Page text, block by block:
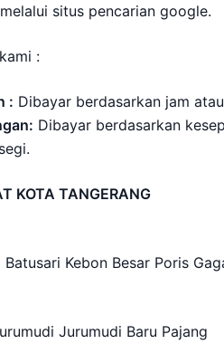
situs pencarian google.
:
: Dibayar berdasarkan jam
Dibayar berdasarkan
KOTA TANGERANG
Kebon Besar Poris
Jurumudi Baru Pajang